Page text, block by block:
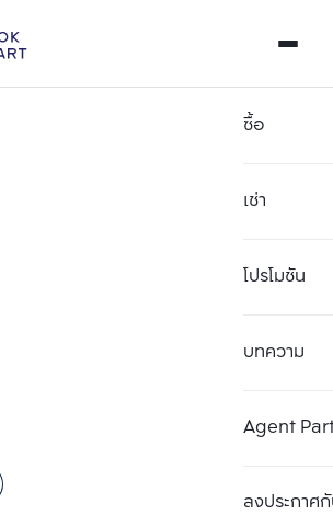
ซื้อ
เช่า
โปรโมชัน
บทความ
Agent
ลงประกาศกั